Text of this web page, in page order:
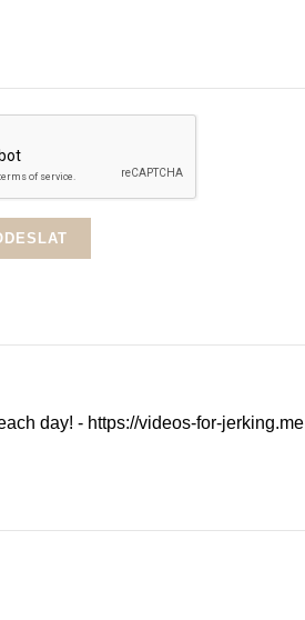
day! - https://videos-for-jerking.me